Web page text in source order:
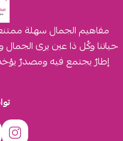
مفاهيم الجمال سهلة
حياتنا وكُل ذا عين يرى الجمال
إطارٌ يجتمع فيه ومصدرٌ